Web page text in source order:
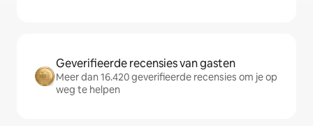
Geverifieerde recensies van gasten
Meer dan 16.420 geverifieerde recensies om je op
weg te helpen